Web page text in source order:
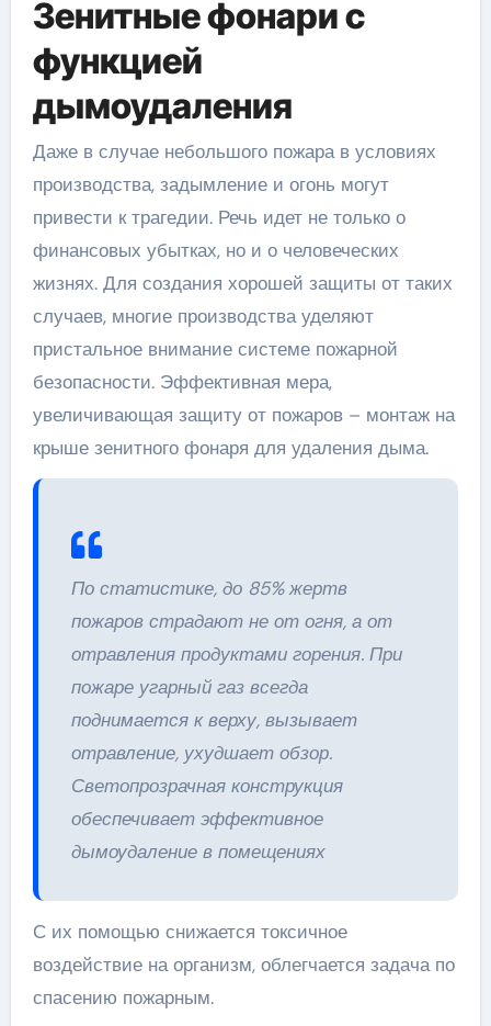
Зенитные фонари с
функцией
дымоудаления
Даже в случае небольшого пожара в условиях
производства, задымление и огонь могут
привести к трагедии. Речь идет не только о
финансовых убытках, но и о человеческих
жизнях. Для создания хорошей защиты от таких
случаев, многие производства уделяют
пристальное внимание системе пожарной
безопасности. Эффективная мера,
увеличивающая защиту от пожаров – монтаж на
крыше зенитного фонаря для удаления дыма.
По статистике, до 85% жертв
пожаров страдают не от огня, а от
отравления продуктами горения. При
пожаре угарный газ всегда
поднимается к верху, вызывает
отравление, ухудшает обзор.
Светопрозрачная конструкция
обеспечивает эффективное
дымоудаление в помещениях
С их помощью снижается токсичное
воздействие на организм, облегчается задача по
спасению пожарным.